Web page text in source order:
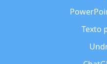
Texto